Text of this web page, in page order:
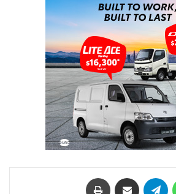
واتساب تيلقرام مشاركة عبر البريد